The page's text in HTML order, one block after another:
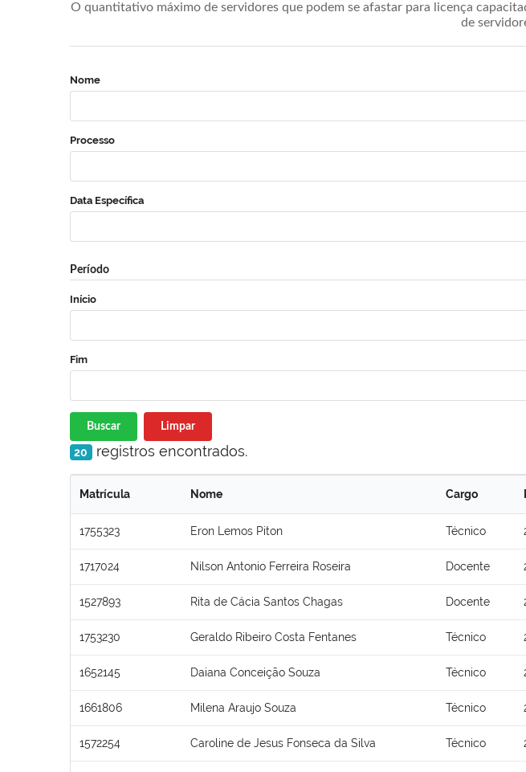
O quantitativo máximo de servidores que podem se afastar para licença
de
Nome
Processo
Data Específica
Período
Início
Fim
Buscar Limpar
20 registros encontrados.
Matrícula Nome Cargo
1755323 Eron Lemos Piton Técnico
1717024 Nilson Antonio Ferreira Roseira Docente
1527893 Rita de Cácia Santos Chagas Docente
1753230 Geraldo Ribeiro Costa Fentanes Técnico
1652145 Daiana Conceição Souza Técnico
1661806 Milena Araujo Souza Técnico
1572254 Caroline de Jesus Fonseca da Silva Técnico